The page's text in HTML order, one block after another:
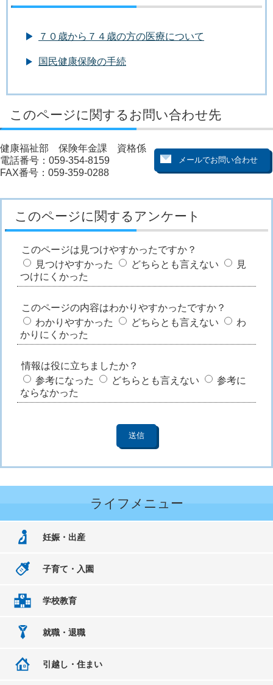
７０歳から７４歳の方の医療について
国民健康保険の手続
このページに関するお問い合わせ先
健康福祉部 保険年金課 資格係
電話番号：059-354-8159
FAX番号：059-359-0288
このページに関するアンケート
このページは見つけやすかったですか？
見つけやすかった
どちらとも言えない
見
つけにくかった
このページの内容はわかりやすかったですか？
わかりやすかった
どちらとも言えない
わ
かりにくかった
情報は役に立ちましたか？
参考になった
どちらとも言えない
参考に
ならなかった
ライフメニュー
妊娠・出産
子育て・入園
学校教育
就職・退職
引越し・住まい